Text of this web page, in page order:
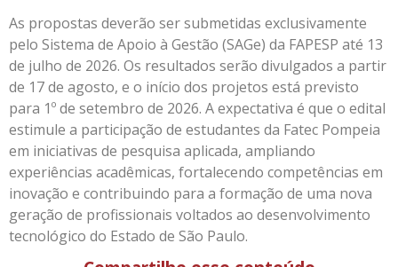
As propostas deverão ser submetidas exclusivamente
pelo Sistema de Apoio à Gestão (SAGe) da FAPESP até 13
de julho de 2026. Os resultados serão divulgados a partir
de 17 de agosto, e o início dos projetos está previsto
para 1º de setembro de 2026. A expectativa é que o edital
estimule a participação de estudantes da Fatec Pompeia
em iniciativas de pesquisa aplicada, ampliando
experiências acadêmicas, fortalecendo competências em
inovação e contribuindo para a formação de uma nova
geração de profissionais voltados ao desenvolvimento
tecnológico do Estado de São Paulo.